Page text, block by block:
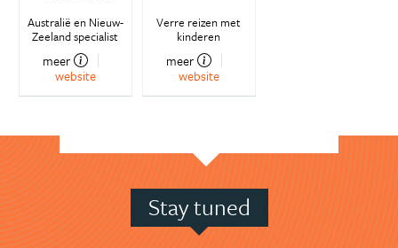
Australië en Nieuw-
Zeeland specialist
meer
website
Verre reizen met
kinderen
meer
website
Stay tuned